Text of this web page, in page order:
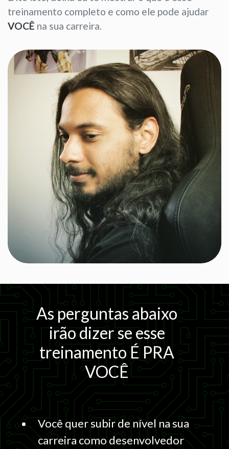
treinamento completo e como ele pode ajudar
VOCÊ na sua carreira.
As perguntas abaixo
irão dizer se esse
treinamento É PRA
VOCÊ
Você quer subir de nível na sua
carreira como desenvolvedor